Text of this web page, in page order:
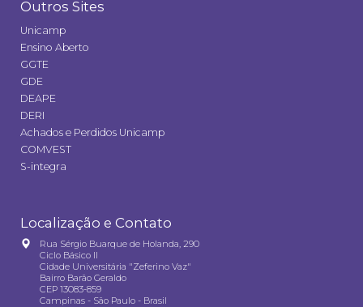
Outros Sites
Unicamp
Ensino Aberto
GGTE
GDE
DEAPE
DERI
Achados e Perdidos Unicamp
COMVEST
S-integra
Localização e Contato
Rua Sérgio Buarque de Holanda, 290
Ciclo Básico II
Cidade Universitária "Zeferino Vaz"
Bairro Barão Geraldo
CEP 13083-859
Campinas - São Paulo - Brasil